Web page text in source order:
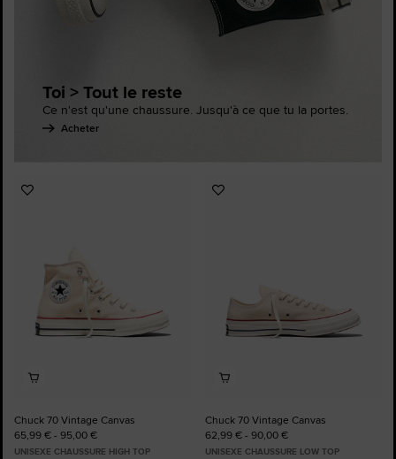
Toi > Tout le reste
Ce n'est qu'une chaussure. Jusqu'à ce que tu la portes.
Acheter
Ajouter
Chuck 70 Vintage Canvas
65,99 € - 95,00 €
UNISEXE CHAUSSURE HIGH TOP
Ajouter
Chuck 70 Vintage Canvas
62,99 € - 90,00 €
UNISEXE CHAUSSURE LOW TOP